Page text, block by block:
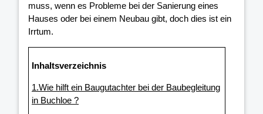
muss, wenn es Probleme bei der Sanierung eines
Hauses oder bei einem Neubau gibt, doch dies ist ein
Irrtum.
Inhaltsverzeichnis
1.Wie hilft ein Baugutachter bei der Baubegleitung
in Buchloe ?